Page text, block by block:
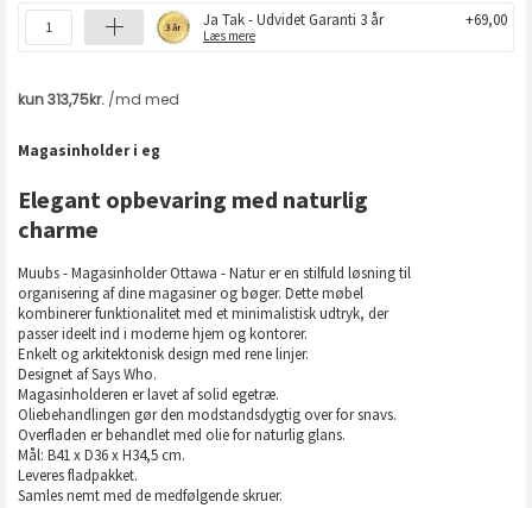
Ja Tak - Udvidet Garanti 3 år
Læs mere
+69,00
Magasinholder i eg
Elegant opbevaring med naturlig
charme
Muubs - Magasinholder Ottawa - Natur er en stilfuld løsning til
organisering af dine magasiner og bøger. Dette møbel
kombinerer funktionalitet med et minimalistisk udtryk, der
passer ideelt ind i moderne hjem og kontorer.
Enkelt og arkitektonisk design med rene linjer.
Designet af Says Who.
Magasinholderen er lavet af solid egetræ.
Oliebehandlingen gør den modstandsdygtig over for snavs.
Overfladen er behandlet med olie for naturlig glans.
Mål: B41 x D36 x H34,5 cm.
Leveres fladpakket.
Samles nemt med de medfølgende skruer.